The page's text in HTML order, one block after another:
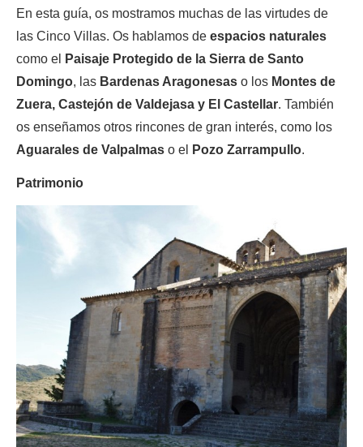
En esta guía, os mostramos muchas de las virtudes de
las Cinco Villas. Os hablamos de espacios naturales
como el
Paisaje Protegido de la Sierra de Santo
Domingo, las Bardenas Aragonesas o los Montes de
Zuera, Castejón de Valdejasa y El Castellar. También
os enseñamos otros rincones de gran interés, como los
Aguarales de Valpalmas o el Pozo Zarrampullo.
Patrimonio